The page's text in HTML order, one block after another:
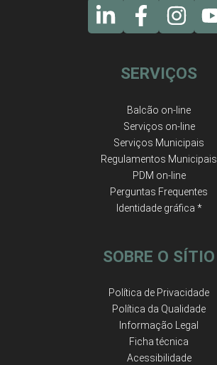
SERVIÇOS
Balcão on-line
Serviços on-line
Serviços Municipais
Regulamentos Municipais
PDM on-line
Perguntas Frequentes
Identidade gráfica *
SOBRE O SÍTIO
Política de Privacidade
Política da Qualidade
Informação Legal
Ficha técnica
Acessibilidade